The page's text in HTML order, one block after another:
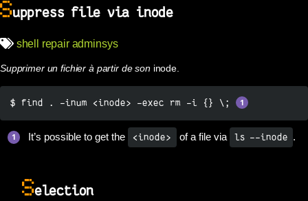
Suppress file via inode
shell repair adminsys
Supprimer un fichier à partir de soninode.
$ find . -inum <inode> -exec rm -i {} \;
It’s possible to get the <inode> of a file via ls --inode .
Selection